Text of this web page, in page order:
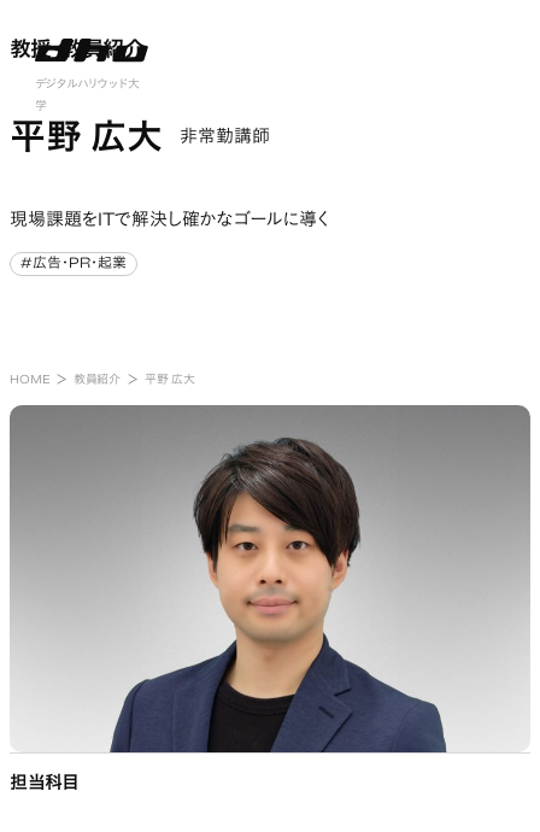
デジタルハリウッド大
学
open
教授・教員紹介
平野 広大 非常勤講師
現場課題をITで解決し確かなゴールに導く
#広告・PR・起業
HOME 教員紹介 平野 広大
担当科目